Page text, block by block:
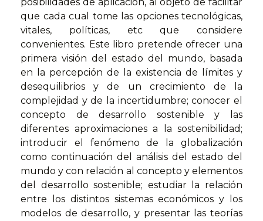
que cada cual tome las opciones tecnológicas,
vitales, políticas, etc que considere
convenientes. Este libro pretende ofrecer una
primera visión del estado del mundo, basada
en la percepción de la existencia de límites y
desequilibrios y de un crecimiento de la
complejidad y de la incertidumbre; conocer el
concepto de desarrollo sostenible y las
diferentes aproximaciones a la sostenibilidad;
introducir el fenómeno de la globalización
como continuación del análisis del estado del
mundo y con relación al concepto y elementos
del desarrollo sostenible; estudiar la relación
entre los distintos sistemas económicos y los
modelos de desarrollo, y presentar las teorías